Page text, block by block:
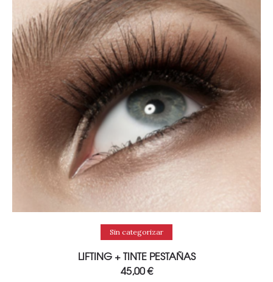
Añadir al carrito
Sin categorizar
LIFTING + TINTE PESTAÑAS
45,00€